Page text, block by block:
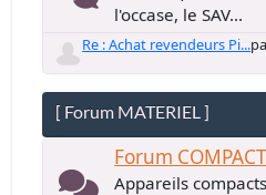
l'occase, le SAV...
Re : Achat revendeurs Pi...
[ Forum MATERIEL ]
Forum
Appareils